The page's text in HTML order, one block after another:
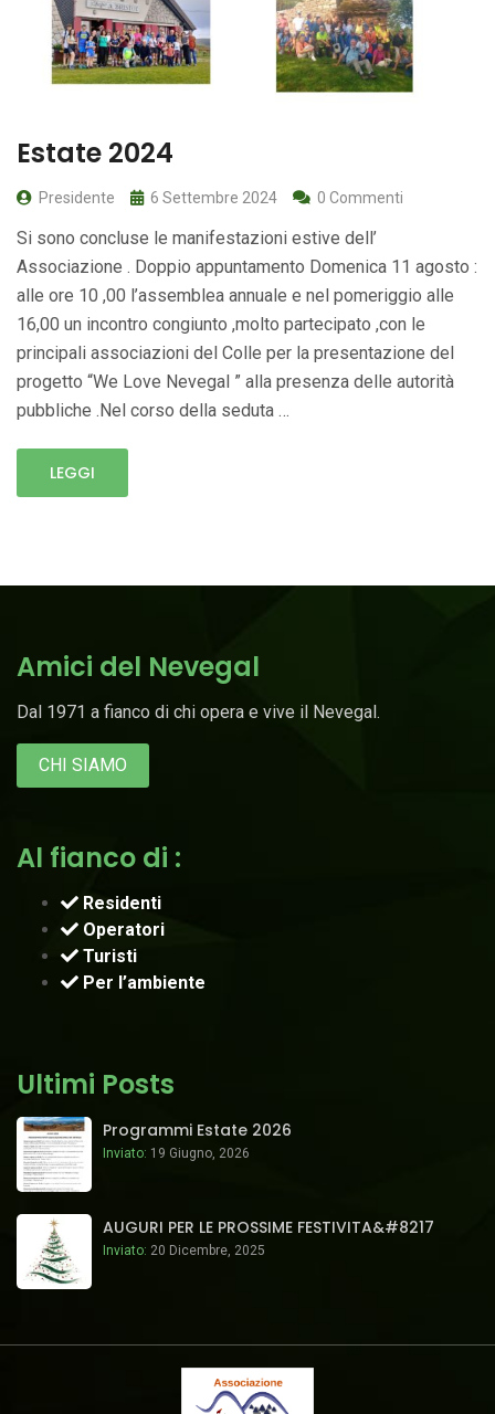
Estate 2024
Presidente 6 Settembre 2024 0 Commenti
Si sono concluse le manifestazioni estive dell’
Associazione . Doppio appuntamento Domenica 11 agosto :
alle ore 10 ,00 l’assemblea annuale e nel pomeriggio alle
16,00 un incontro congiunto ,molto partecipato ,con le
principali associazioni del Colle per la presentazione del
progetto “We Love Nevegal ” alla presenza delle autorità
pubbliche .Nel corso della seduta …
LEGGI
Amici del Nevegal
Dal 1971 a fianco di chi opera e vive il Nevegal.
CHI SIAMO
Al fianco di :
Residenti
Operatori
Turisti
Per l’ambiente
Ultimi Posts
Programmi Estate 2026
Inviato: 19 Giugno, 2026
AUGURI PER LE PROSSIME FESTIVITA&#8217
Inviato: 20 Dicembre, 2025